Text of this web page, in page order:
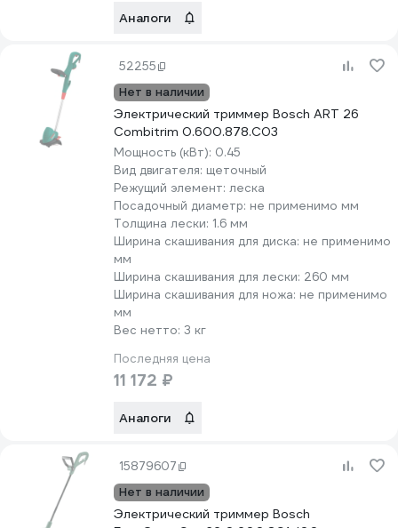
Аналоги
52255
Нет в наличии
Электрический триммер Bosch ART 26
Combitrim 0.600.878.C03
Мощность (кВт): 0.45
Вид двигателя: щеточный
Режущий элемент: леска
Посадочный диаметр: не применимо мм
Толщина лески: 1.6 мм
Ширина скашивания для диска: не применимо
мм
Ширина скашивания для лески: 260 мм
Ширина скашивания для ножа: не применимо
мм
Вес нетто: 3 кг
Последняя цена
11 172 ₽
Аналоги
15879607
Нет в наличии
Электрический триммер Bosch